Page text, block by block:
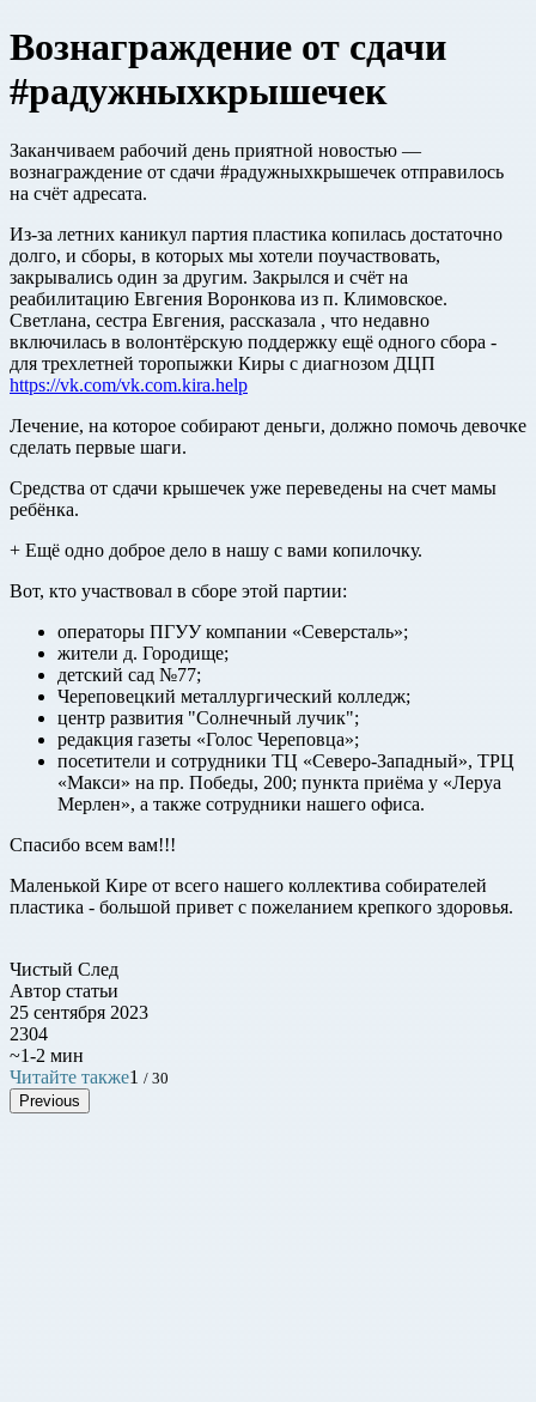
Вознаграждение от сдачи
#радужныхкрышечек
Заканчиваем рабочий день приятной новостью —
вознаграждение от сдачи #радужныхкрышечек отправилось
на счёт адресата.
Из-за летних каникул партия пластика копилась достаточно
долго, и сборы, в которых мы хотели поучаствовать,
закрывались один за другим. Закрылся и счёт на
реабилитацию Евгения Воронкова из п. Климовское.
Светлана, сестра Евгения, рассказала , что недавно
включилась в волонтёрскую поддержку ещё одного сбора -
для трехлетней торопыжки Киры с диагнозом ДЦП
https://vk.com/vk.com.kira.help
Лечение, на которое собирают деньги, должно помочь девочке
сделать первые шаги.
Средства от сдачи крышечек уже переведены на счет мамы
ребёнка.
+ Ещё одно доброе дело в нашу с вами копилочку.
Вот, кто участвовал в сборе этой партии:
операторы ПГУУ компании «Северсталь»;
жители д. Городище;
детский сад №77;
Череповецкий металлургический колледж;
центр развития "Солнечный лучик";
редакция газеты «Голос Череповца»;
посетители и сотрудники ТЦ «Северо-Западный», ТРЦ
«Макси» на пр. Победы, 200; пункта приёма у «Леруа
Мерлен», а также сотрудники нашего офиса.
Спасибо всем вам!!!
Маленькой Кире от всего нашего коллектива собирателей
пластика - большой привет с пожеланием крепкого здоровья.
Чистый След
Автор статьи
25 сентября 2023
2304
~1-2 мин
Читайте также1 / 30
Previous